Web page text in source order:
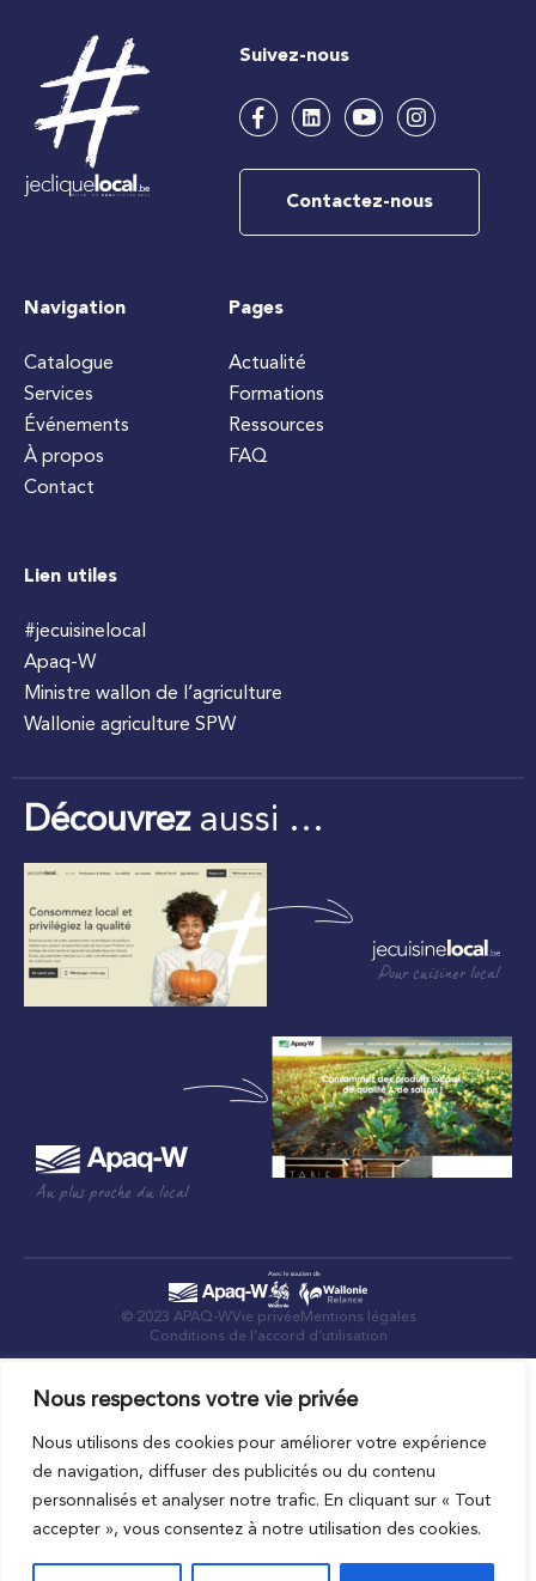
Nous respectons votre vie privée
Nous utilisons des cookies pour améliorer votre expérience
de navigation, diffuser des publicités ou du contenu
personnalisés et analyser notre trafic. En cliquant sur « Tout
accepter », vous consentez à notre utilisation des cookies.
Suivez-nous
Contactez-nous
Navigation
Catalogue
Services
Événements
À propos
Contact
Pages
Actualité
Formations
Ressources
FAQ
Lien utiles
#jecuisinelocal
Apaq-W
Ministre wallon de l’agriculture
Wallonie agriculture SPW
Découvrezaussi …
Pour cuisiner local
Au plus proche du local
© 2023 APAQ-WVie privée Mentions légales
Conditions de l’accord d’utilisation